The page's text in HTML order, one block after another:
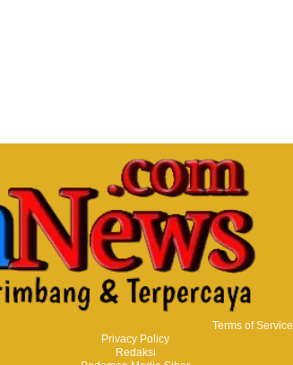
Terms of Service
Privacy Policy
Redaksi